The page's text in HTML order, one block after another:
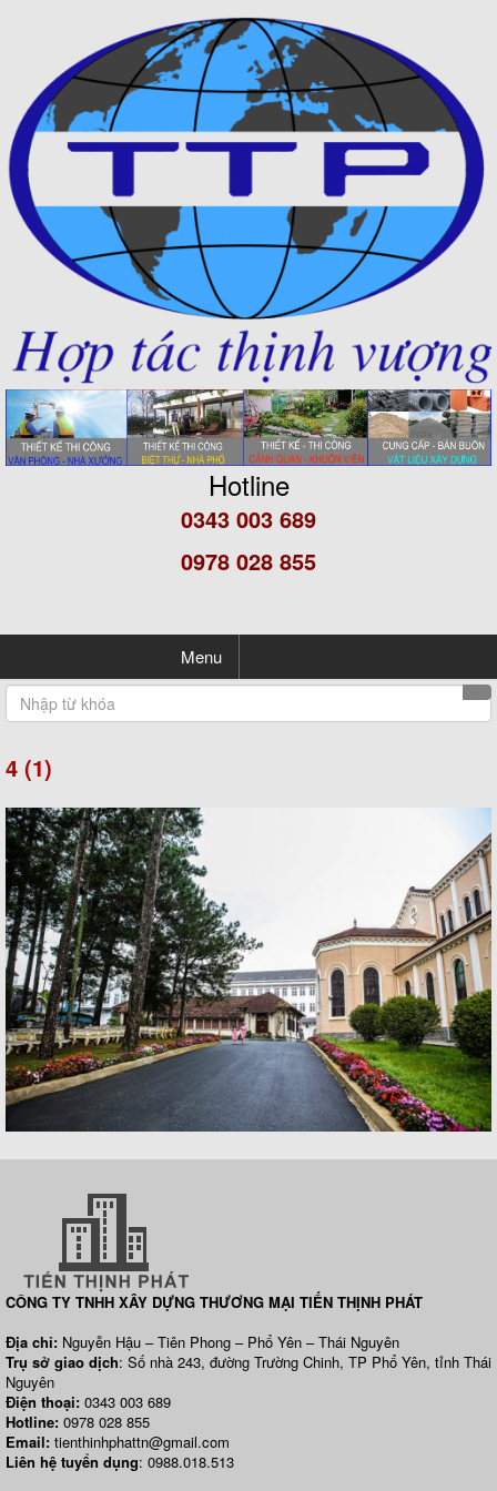
Hotline
0343 003 689
0978 028 855
Menu
4 (1)
CÔNG TY TNHH XÂY DỰNG THƯƠNG MẠI TIẾN THỊNH PHÁT
Địa chỉ: Nguyễn Hậu – Tiên Phong – Phổ Yên – Thái Nguyên
Trụ sở giao dịch: Số nhà 243, đường Trường Chinh, TP Phổ Yên, tỉnh Thái
Nguyên
Điện thoại: 0343 003 689
Hotline: 0978 028 855
Email: tienthinhphattn@gmail.com
Liên hệ tuyển dụng: 0988.018.513